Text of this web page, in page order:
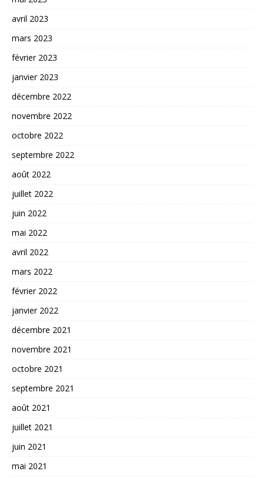
avril 2023
mars 2023
février 2023
janvier 2023
décembre 2022
novembre 2022
octobre 2022
septembre 2022
août 2022
juillet 2022
juin 2022
mai 2022
avril 2022
mars 2022
février 2022
janvier 2022
décembre 2021
novembre 2021
octobre 2021
septembre 2021
août 2021
juillet 2021
juin 2021
mai 2021